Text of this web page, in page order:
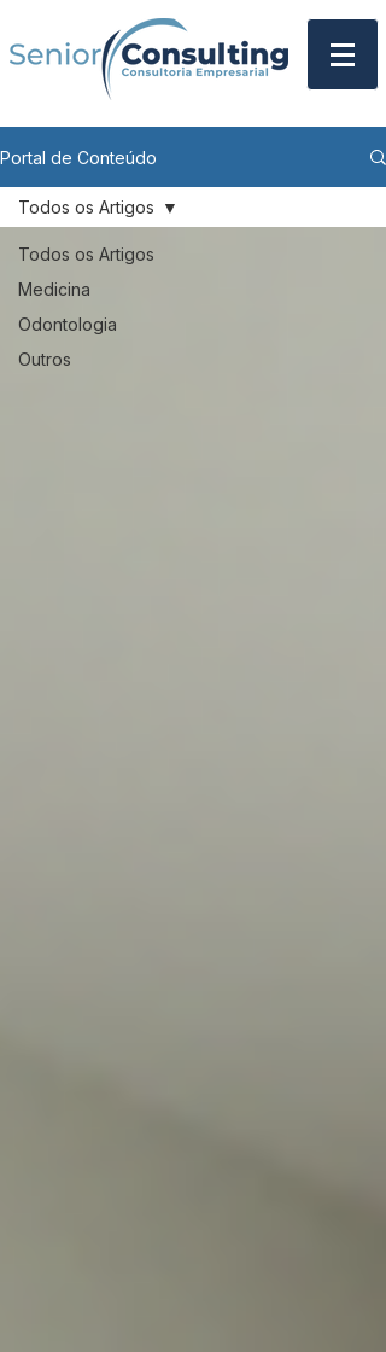
Portal de Conteúdo
Todos os Artigos
Medicina
Odontologia
Outros
Todos os Artigos